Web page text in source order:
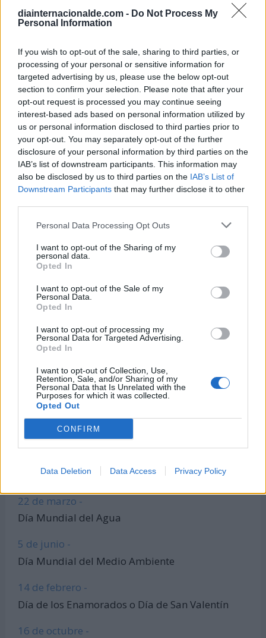
diainternacionalde.com - Do Not Process My
Personal Information
If you wish to opt-out of the sale, sharing to third parties, or
processing of your personal or sensitive information for
targeted advertising by us, please use the below opt-out
section to confirm your selection. Please note that after your
opt-out request is processed you may continue seeing
interest-based ads based on personal information utilized by
us or personal information disclosed to third parties prior to
your opt-out. You may separately opt-out of the further
disclosure of your personal information by third parties on the
IAB’s list of downstream participants. This information may
also be disclosed by us to third parties on the IAB’s List of
Downstream Participants that may further disclose it to other
Personal Data Processing Opt Outs
I want to opt-out of the Sharing of my
personal data.
Opted In
I want to opt-out of the Sale of my
Personal Data.
Opted In
I want to opt-out of processing my
Personal Data for Targeted Advertising.
Opted In
I want to opt-out of Collection, Use,
Retention, Sale, and/or Sharing of my
Personal Data that Is Unrelated with the
Purposes for which it was collected.
Opted Out
CONFIRM
Data Deletion Data Access Privacy Policy
Calendario Laboral (España) 2026
Calendario Astronómico de 2026
Calendario Lunar
Calendario de Días Internacionales de
2027
Calculadoras
Calcula la diferencia entre fechas
Sumar o restar días o semanas a una
fecha
Calcular días hábiles
¿Cuántos días he vivido?
¿Quién cumple años hoy?
Calculadora de Calorías
Calculadora de índice de masa corporal
Únete al canal de WhatsApp
Entra en nuestro canal de Telegram
Días Más Buscados
Día Internacional de la Mujer
22 de marzo -
Día Mundial del Agua
5 de junio -
Día Mundial del Medio Ambiente
14 de febrero -
Día de los Enamorados o Día de San Valentín
16 de octubre -